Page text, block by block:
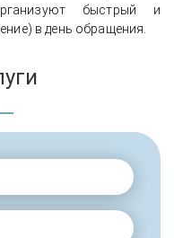
быстрый и
в день обращения.